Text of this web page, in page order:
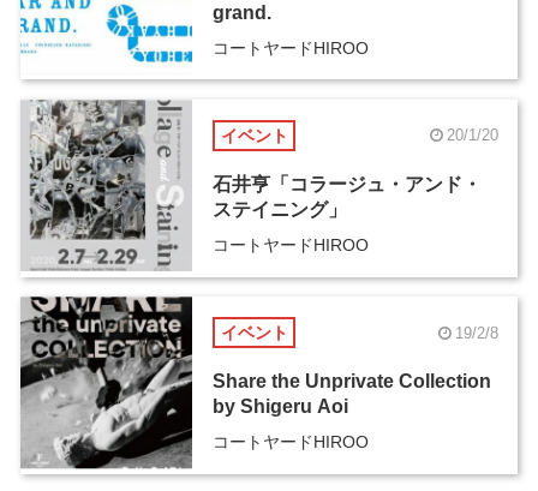
grand.
コートヤードHIROO
イベント 20/1/20
石井亨「コラージュ・アンド・
ステイニング」
コートヤードHIROO
イベント 19/2/8
Share the Unprivate Collection
by Shigeru Aoi
コートヤードHIROO